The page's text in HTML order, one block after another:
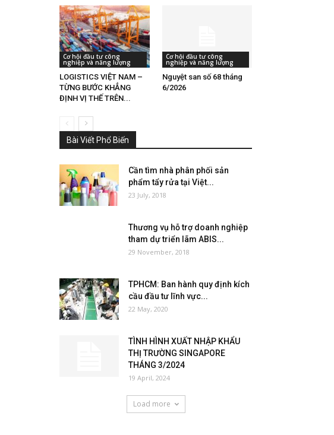
Cơ hội đầu tư công
nghiệp và năng lượng
LOGISTICS VIỆT NAM –
TỪNG BƯỚC KHẲNG
ĐỊNH VỊ THẾ TRÊN...
Cơ hội đầu tư công
nghiệp và năng lượng
Nguyệt san số 68 tháng
6/2026
Bài Viết Phổ Biến
Cần tìm nhà phân phối sản
phẩm tẩy rửa tại Việt...
23 July, 2018
Thương vụ hỗ trợ doanh nghiệp
tham dự triển lãm ABIS...
29 November, 2018
TPHCM: Ban hành quy định kích
cầu đầu tư lĩnh vực...
22 May, 2020
TÌNH HÌNH XUẤT NHẬP KHẨU
THỊ TRƯỜNG SINGAPORE
THÁNG 3/2024
19 April, 2024
Load more